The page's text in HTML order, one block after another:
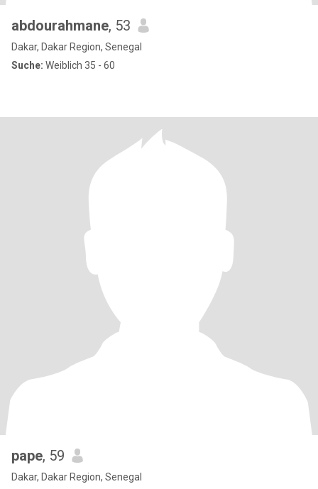
abdourahmane, 53
Dakar, Dakar Region, Senegal
Suche: Weiblich 35 - 60
pape, 59
Dakar, Dakar Region, Senegal